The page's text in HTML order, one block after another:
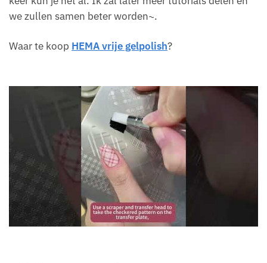
we zullen samen beter worden~.
Waar te koop HEMA vrije gelpolish?